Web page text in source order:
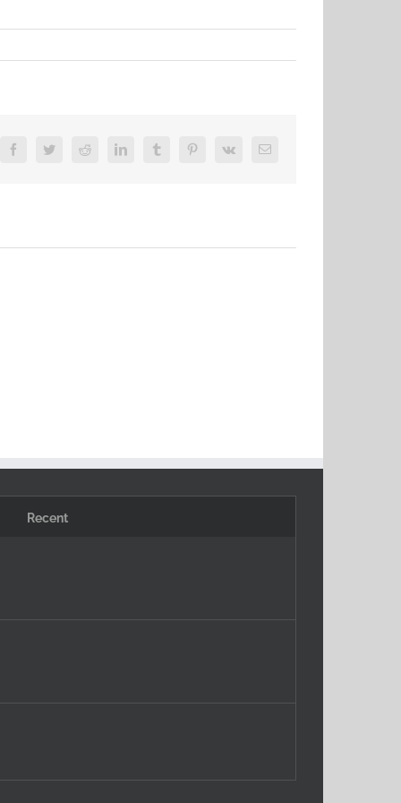
FacebookTwitterReddit LinkedInTumblrPinterest
Vk
E-
Recent